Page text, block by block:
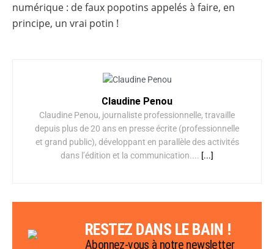
numérique : de faux popotins appelés à faire, en
principe, un vrai potin !
Claudine Penou
Claudine Penou, journaliste professionnelle, travaille
depuis plus de 20 ans en presse écrite (professionnelle
et grand public), développant en parallèle des activités
dans l’édition et la communication.... [...]
RESTEZ DANS LE BAIN !
Abonnez-vous à notre newsletter